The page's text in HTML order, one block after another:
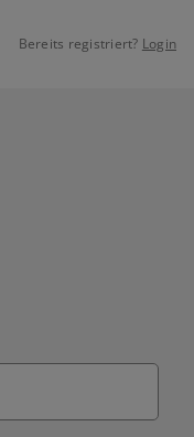
Bereits registriert? Login